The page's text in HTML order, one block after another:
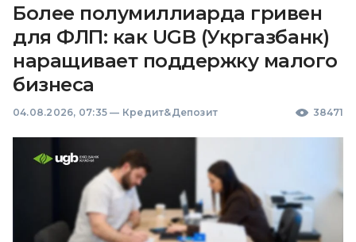
Более полумиллиарда гривен
для ФЛП: как UGB (Укргазбанк)
наращивает поддержку малого
бизнеса
04.08.2026, 07:35 — Кредит&Депозит 38471